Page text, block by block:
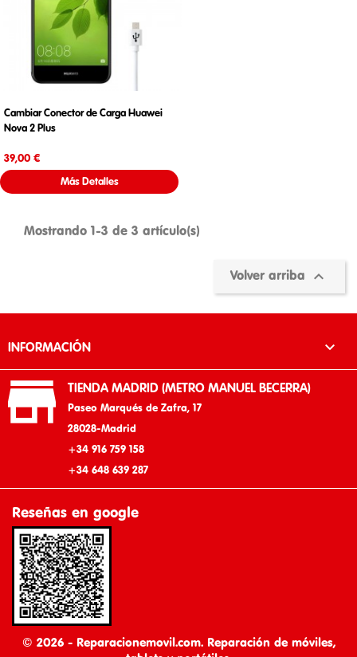
Cambiar Conector de Carga Huawei
Nova 2 Plus
39,00 €
Más Detalles
Mostrando 1-3 de 3 artículo(s)
Volver arriba 
INFORMACIÓN 
 TIENDA MADRID (METRO MANUEL BECERRA)
Paseo Marqués de Zafra, 17
28028-Madrid
+34 916 759 158
+34 648 639 287
Reseñas en google
© 2026 - Reparacionemovil.com. Reparación de móviles,